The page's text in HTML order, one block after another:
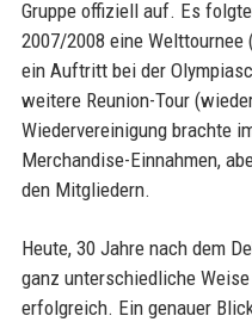
Gruppe offiziell auf. Es
2007/2008 eine Welttournee
ein Auftritt bei der
weitere Reunion-Tour
Wiedervereinigung brachte
Merchandise-Einnahmen,
den Mitgliedern.
Heute, 30 Jahre nach dem
ganz unterschiedliche
erfolgreich. Ein genauer